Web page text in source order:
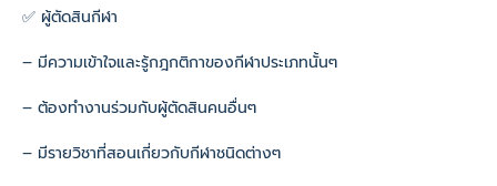
✅ ผู้ตัดสินกีฬา
– มีความเข้าใจและรู้กฎกติกาของกีฬาประเภทนั้นๆ
– ต้องทำงานร่วมกับผู้ตัดสินคนอื่นๆ
– มีรายวิชาที่สอนเกี่ยวกับกีฬาชนิดต่างๆ